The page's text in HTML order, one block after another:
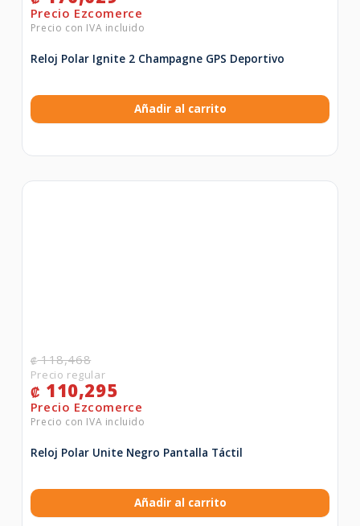
Reloj Polar Ignite 2 Champagne GPS Deportivo
Añadir al carrito
₡118,468
₡ 110,295
Reloj Polar Unite Negro Pantalla Táctil
Añadir al carrito